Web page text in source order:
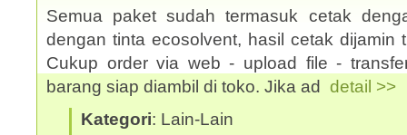
Semua paket sudah termasuk cetak
dengan tinta ecosolvent, hasil cetak dijamin
Cukup order via web - upload file -
barang siap diambil di toko. Jika ad detail >>
Kategori: Lain-Lain